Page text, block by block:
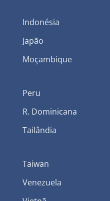
Indonésia
Japão
Moçambique
Peru
R. Dominicana
Tailândia
Taiwan
Venezuela